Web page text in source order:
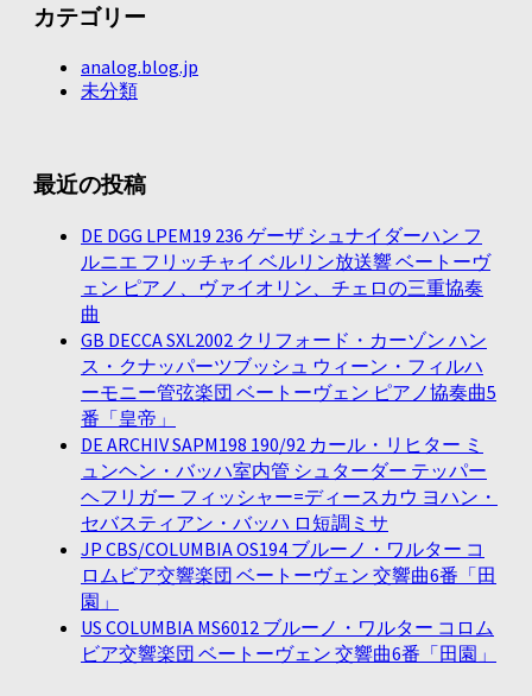
カテゴリー
analog.blog.jp
未分類
最近の投稿
DE DGG LPEM19 236 ゲーザ シュナイダーハン フ
ルニエ フリッチャイ ベルリン放送響 ベートーヴ
ェン ピアノ、ヴァイオリン、チェロの三重協奏
曲
GB DECCA SXL2002 クリフォード・カーゾン ハン
ス・クナッパーツブッシュ ウィーン・フィルハ
ーモニー管弦楽団 ベートーヴェン ピアノ協奏曲5
番「皇帝」
DE ARCHIV SAPM198 190/92 カール・リヒター ミ
ュンヘン・バッハ室内管 シュターダー テッパー
ヘフリガー フィッシャー=ディースカウ ヨハン・
セバスティアン・バッハ ロ短調ミサ
JP CBS/COLUMBIA OS194 ブルーノ・ワルター コ
ロムビア交響楽団 ベートーヴェン 交響曲6番「田
園」
US COLUMBIA MS6012 ブルーノ・ワルター コロム
ビア交響楽団 ベートーヴェン 交響曲6番「田園」